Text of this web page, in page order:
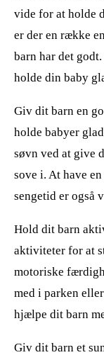
vide for at holde
er der en række
barn har det
holde din baby
Giv dit barn en
holde babyer
søvn ved at give
sove i. At have
sengetid er også
Hold dit barn
aktiviteter for at
motoriske
med i parken
hjælpe dit barn
Giv dit barn et